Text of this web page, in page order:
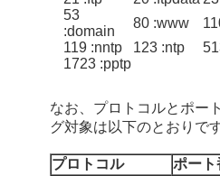
53
:domain
80 :www
119 :nntp
123 :ntp
1723 :pptp
なお、プロトコルとポー
グ対象は以下のとおりです
プロトコル ポート